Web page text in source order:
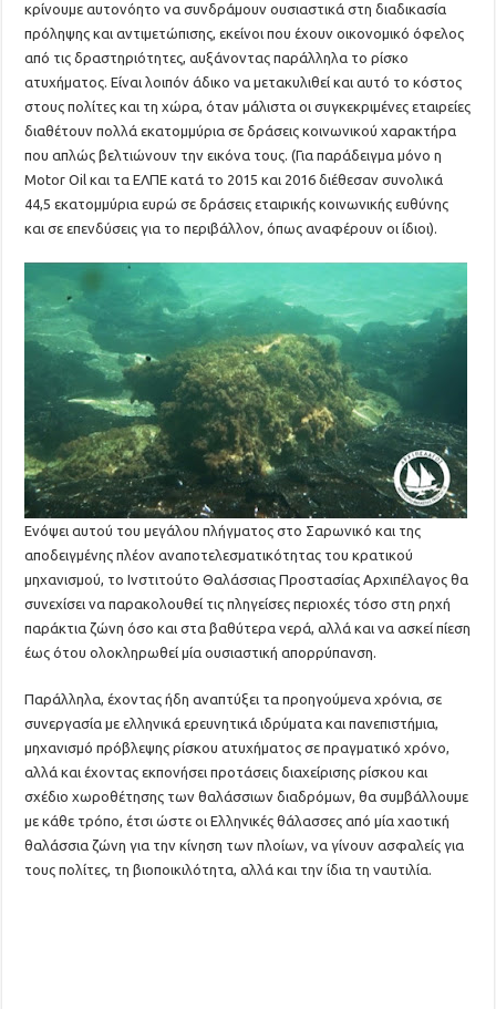
κρίνουμε αυτονόητο να συνδράμουν ουσιαστικά στη διαδικασία
πρόληψης και αντιμετώπισης, εκείνοι που έχουν οικονομικό όφελος
από τις δραστηριότητες, αυξάνοντας παράλληλα το ρίσκο
ατυχήματος. Είναι λοιπόν άδικο να μετακυλιθεί και αυτό το κόστος
στους πολίτες και τη χώρα, όταν μάλιστα οι συγκεκριμένες εταιρείες
διαθέτουν πολλά εκατομμύρια σε δράσεις κοινωνικού χαρακτήρα
που απλώς βελτιώνουν την εικόνα τους. (Για παράδειγμα μόνο η
Motor Oil και τα ΕΛΠΕ κατά το 2015 και 2016 διέθεσαν συνολικά
44,5 εκατομμύρια ευρώ σε δράσεις εταιρικής κοινωνικής ευθύνης
και σε επενδύσεις για το περιβάλλον, όπως αναφέρουν οι ίδιοι).
Ενόψει αυτού του μεγάλου πλήγματος στο Σαρωνικό και της
αποδειγμένης πλέον αναποτελεσματικότητας του κρατικού
μηχανισμού, το Ινστιτούτο Θαλάσσιας Προστασίας Αρχιπέλαγος θα
συνεχίσει να παρακολουθεί τις πληγείσες περιοχές τόσο στη ρηχή
παράκτια ζώνη όσο και στα βαθύτερα νερά, αλλά και να ασκεί πίεση
έως ότου ολοκληρωθεί μία ουσιαστική απορρύπανση.
Παράλληλα, έχοντας ήδη αναπτύξει τα προηγούμενα χρόνια, σε
συνεργασία με ελληνικά ερευνητικά ιδρύματα και πανεπιστήμια,
μηχανισμό πρόβλεψης ρίσκου ατυχήματος σε πραγματικό χρόνο,
αλλά και έχοντας εκπονήσει προτάσεις διαχείρισης ρίσκου και
σχέδιο χωροθέτησης των θαλάσσιων διαδρόμων, θα συμβάλλουμε
με κάθε τρόπο, έτσι ώστε οι Ελληνικές θάλασσες από μία χαοτική
θαλάσσια ζώνη για την κίνηση των πλοίων, να γίνουν ασφαλείς για
τους πολίτες, τη βιοποικιλότητα, αλλά και την ίδια τη ναυτιλία.